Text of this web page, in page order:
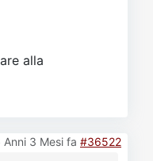
alla
Anni 3 Mesi fa #36522